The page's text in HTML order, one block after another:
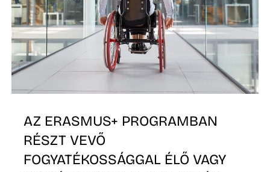
AZ ERASMUS+ PROGRAMBAN
RÉSZT VEVŐ
FOGYATÉKOSSÁGGAL ÉLŐ VAGY